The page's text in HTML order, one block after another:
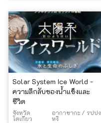
Solar System Ice World -
ความลึกลับของน้ำแข็งและ
ชีวิต
จังหวัด
โตเกียว
อากาซากะ / รปปง
หงิ